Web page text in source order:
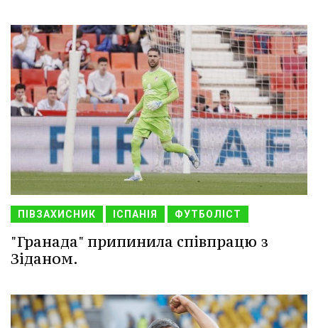
ПІВЗАХИСНИК ІСПАНІЯ ФУТБОЛІСТ
"Гранада" припинила співпрацю з
Зіданом.